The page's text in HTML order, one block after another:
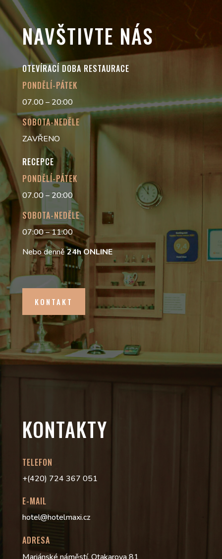
NAVŠTIVTE NÁS
OTEVÍRACÍ DOBA RESTAURACE
PONDĚLÍ-PÁTEK
07.00 – 20:00
SOBOTA-NEDĚLE
ZAVŘENO
RECEPCE
PONDĚLÍ-PÁTEK
07.00 – 20:00
SOBOTA-NEDĚLE
07:00 – 11:00
Nebo denně24h ONLINE
KONTAKT
KONTAKTY
TELEFON
+(420) 724 367 051
E-MAIL
hotel@hotelmaxi.cz
ADRESA